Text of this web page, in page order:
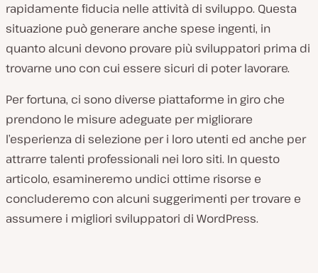
rapidamente fiducia nelle attività di sviluppo. Questa
situazione può generare anche spese ingenti, in
quanto alcuni devono provare più sviluppatori prima di
trovarne uno con cui essere sicuri di poter lavorare.
Per fortuna, ci sono diverse piattaforme in giro che
prendono le misure adeguate per migliorare
l’esperienza di selezione per i loro utenti ed anche per
attrarre talenti professionali nei loro siti. In questo
articolo, esamineremo undici ottime risorse e
concluderemo con alcuni suggerimenti per trovare e
assumere i migliori sviluppatori di WordPress.